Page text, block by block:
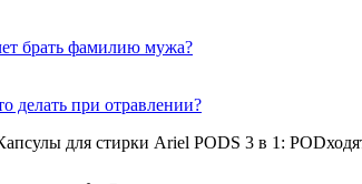
брать фамилию мужа?
делать при отравлении?
для стирки Ariel PODS 3 в 1: